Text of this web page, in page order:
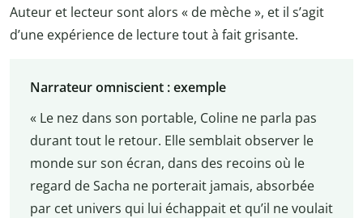
Auteur et lecteur sont alors « de mèche », et il s’agit
d’une expérience de lecture tout à fait grisante.
Narrateur omniscient : exemple
« Le nez dans son portable, Coline ne parla pas
durant tout le retour. Elle semblait observer le
monde sur son écran, dans des recoins où le
regard de Sacha ne porterait jamais, absorbée
par cet univers qui lui échappait et qu’il ne voulait